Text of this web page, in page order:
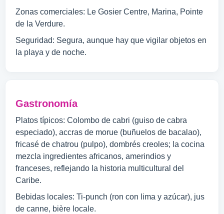
Zonas comerciales: Le Gosier Centre, Marina, Pointe
de la Verdure.
Seguridad: Segura, aunque hay que vigilar objetos en
la playa y de noche.
Gastronomía
Platos típicos: Colombo de cabri (guiso de cabra
especiado), accras de morue (buñuelos de bacalao),
fricasé de chatrou (pulpo), dombrés creoles; la cocina
mezcla ingredientes africanos, amerindios y
franceses, reflejando la historia multicultural del
Caribe.
Bebidas locales: Ti-punch (ron con lima y azúcar), jus
de canne, bière locale.